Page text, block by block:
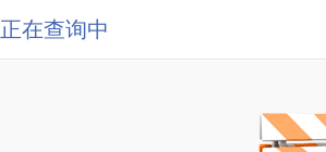
正在查询中